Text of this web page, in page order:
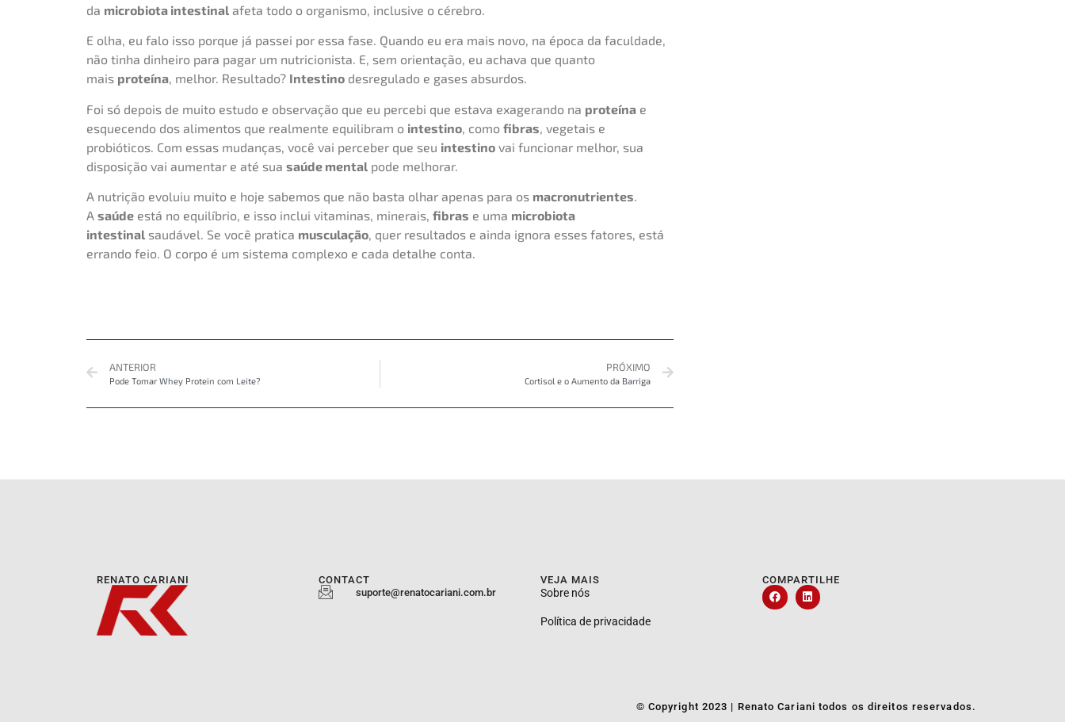
da microbiota intestinalafeta todo o organismo, inclusive o cérebro.
E olha, eu falo isso porque já passei por essa fase. Quando eu era mais novo, na época da faculdade,
não tinha dinheiro para pagar um nutricionista. E, sem orientação, eu achava que quanto
mais proteína, melhor. Resultado? Intestinodesregulado e gases absurdos.
Foi só depois de muito estudo e observação que eu percebi que estava exagerando na proteínae
esquecendo dos alimentos que realmente equilibram o intestino, como fibras, vegetais e
probióticos. Com essas mudanças, você vai perceber que seu intestinovai funcionar melhor, sua
disposição vai aumentar e até sua saúde mentalpode melhorar.
A nutrição evoluiu muito e hoje sabemos que não basta olhar apenas para os macronutrientes.
A saúdeestá no equilíbrio, e isso inclui vitaminas, minerais, fibras e uma microbiota
intestinalsaudável. Se você pratica musculação, quer resultados e ainda ignora esses fatores, está
errando feio. O corpo é um sistema complexo e cada detalhe conta.
ANTERIOR
Pode Tomar Whey Protein com Leite?
PRÓXIMO
Cortisol e o Aumento da Barriga
RENATO CARIANI
CONTACT
suporte@renatocariani.com.br
VEJA MAIS
Sobre nós
Política de privacidade
COMPARTILHE
© Copyright 2023 | Renato Cariani todos os direitos reservados.